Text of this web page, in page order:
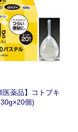
医薬品】コトブキ
個)